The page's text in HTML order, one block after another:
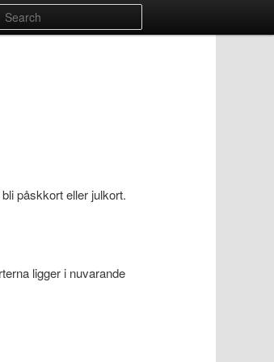
påskkort eller julkort.
ligger i nuvarande